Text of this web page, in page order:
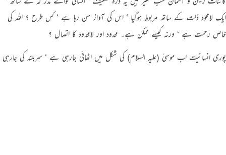
ایک لامحود ذلت کے ساتھ مربوط ہوگیا ‘ اس کی آواز سن رہا ہے ‘ کس طرح ؟ اللہ کی
خاص رحمت ہے ‘ ورنہ کیسے ممکن ہے۔ محدود اور لامحدود کا اتصال ؟
پوری انسانیت اب موسیٰ (علیہ السلام) کی شکل میں اٹھائی جارہی ہے ‘ سربلند کی جارہی